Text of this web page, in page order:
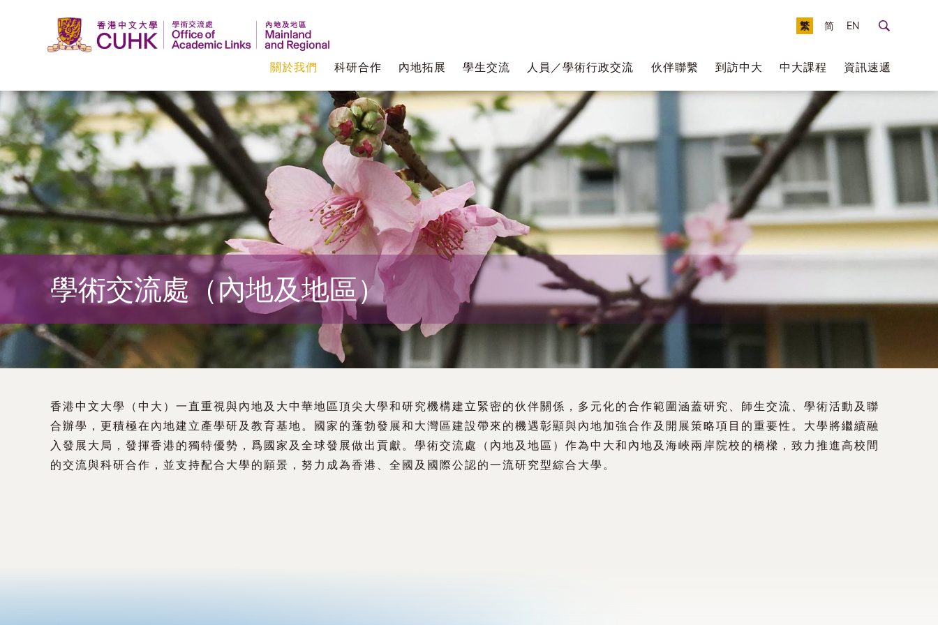
EN
繁 简
關於我們 科研合作 內地拓展 學生交流 人員／學術行政交流 伙伴聯繫 到訪中大 中大課程 資訊速遞
香
港
中
文
大
學
學
術
交
（內
區）
學術交流處（內地及地區）
香港中文大學（中大）一直重視與內地及大中華地區頂尖大學和研究機構建立緊密的伙伴關係，多元化的合作範圍涵蓋研究、師生交流、學術活動及聯
合辦學，更積極在內地建立產學研及教育基地。國家的蓬勃發展和大灣區建設帶來的機遇彰顯與內地加強合作及開展策略項目的重要性。大學將繼續融
入發展大局，發揮香港的獨特優勢，爲國家及全球發展做出貢獻。學術交流處（內地及地區）作為中大和內地及海峽兩岸院校的橋樑，致力推進高校間
的交流與科研合作，並支持配合大學的願景，努力成為香港、全國及國際公認的一流研究型綜合大學。